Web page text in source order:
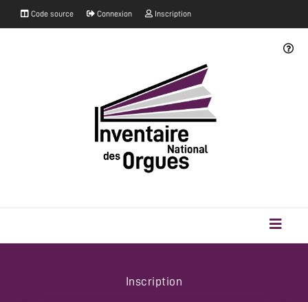
Code source Connexion Inscription
Inscription